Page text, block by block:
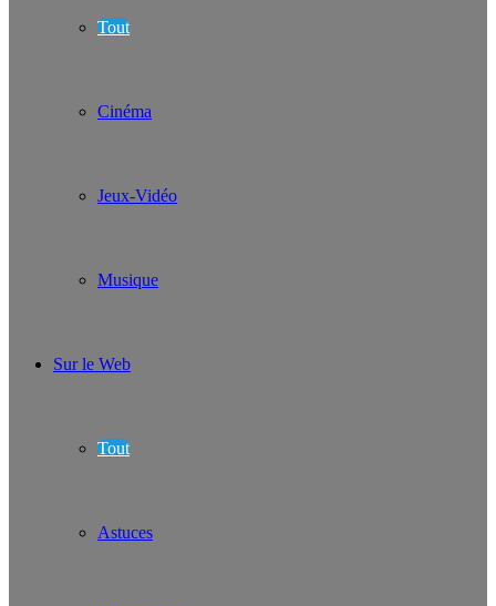
Tout
Cinéma
Jeux-Vidéo
Musique
Sur le Web
Tout
Astuces